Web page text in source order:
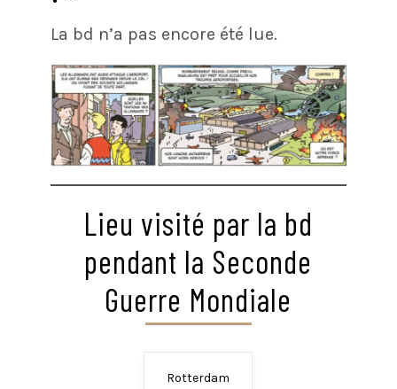
La bd n’a pas encore été lue.
Lieu visité par la bd
pendant la Seconde
Guerre Mondiale
Rotterdam